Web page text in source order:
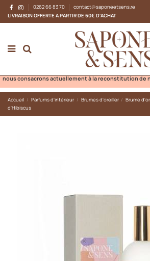
0262 66 83 70
contact@saponeetsens.re
LIVRAISON OFFERTE A PARTIR DE 60€ D'ACHAT
consacrons actuellement à la reconstitution de
Accueil Parfums d'intérieur Brumes d'oreiller
Brume
d'Hibiscus